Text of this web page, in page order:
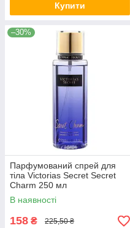
Купити
–30%
Парфумований спрей для
тіла Victorias Secret Secret
Charm 250 мл
В наявності
158 ₴ 225,50 ₴